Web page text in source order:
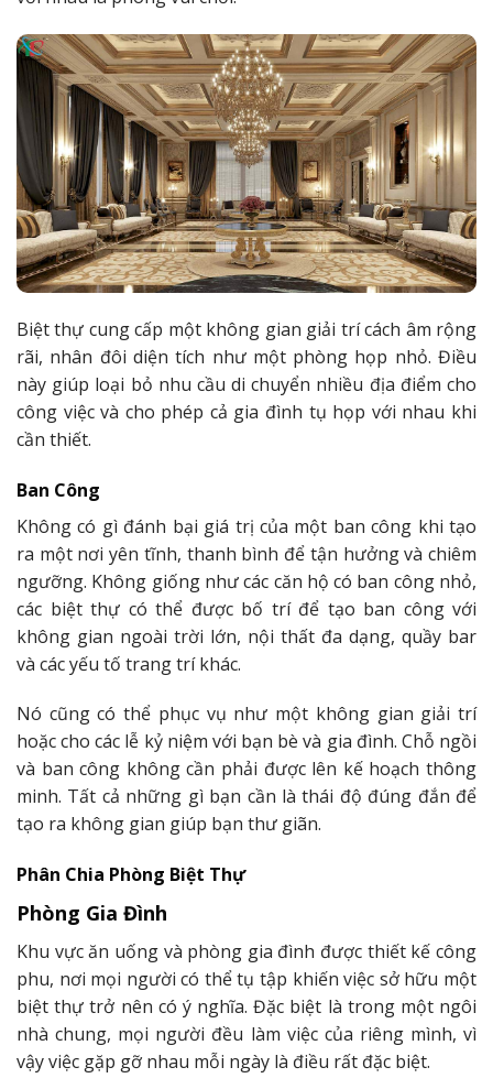
Biệt thự cung cấp một không gian giải trí cách âm rộng
rãi, nhân đôi diện tích như một phòng họp nhỏ. Điều
này giúp loại bỏ nhu cầu di chuyển nhiều địa điểm cho
công việc và cho phép cả gia đình tụ họp với nhau khi
cần thiết.
Ban Công
Không có gì đánh bại giá trị của một ban công khi tạo
ra một nơi yên tĩnh, thanh bình để tận hưởng và chiêm
ngưỡng. Không giống như các căn hộ có ban công nhỏ,
các biệt thự có thể được bố trí để tạo ban công với
không gian ngoài trời lớn, nội thất đa dạng, quầy bar
và các yếu tố trang trí khác.
Nó cũng có thể phục vụ như một không gian giải trí
hoặc cho các lễ kỷ niệm với bạn bè và gia đình. Chỗ ngồi
và ban công không cần phải được lên kế hoạch thông
minh. Tất cả những gì bạn cần là thái độ đúng đắn để
tạo ra không gian giúp bạn thư giãn.
Phân Chia Phòng Biệt Thự
Phòng Gia Đình
Khu vực ăn uống và phòng gia đình được thiết kế công
phu, nơi mọi người có thể tụ tập khiến việc sở hữu một
biệt thự trở nên có ý nghĩa. Đặc biệt là trong một ngôi
nhà chung, mọi người đều làm việc của riêng mình, vì
vậy việc gặp gỡ nhau mỗi ngày là điều rất đặc biệt.